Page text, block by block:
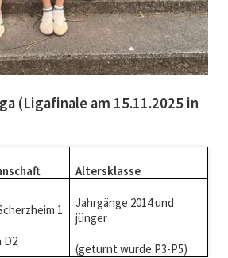
(Ligafinale am 15.11.2025 in
Altersklasse
1
D2
Jahrgänge 2014 und
jünger
(geturnt wurde P3-P5)